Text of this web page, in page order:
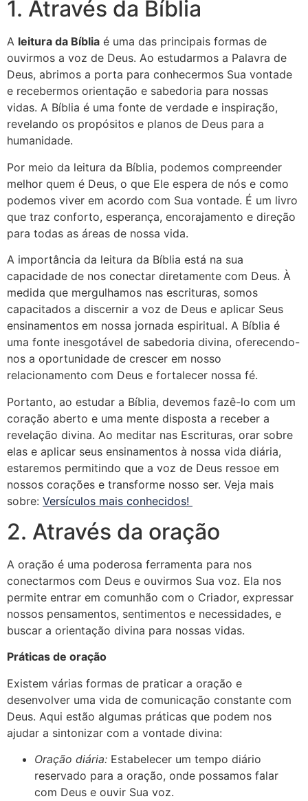
1. Através da Bíblia
A leitura da Bíblia é uma das principais formas de
ouvirmos a voz de Deus. Ao estudarmos a Palavra de
Deus, abrimos a porta para conhecermos Sua vontade
e recebermos orientação e sabedoria para nossas
vidas. A Bíblia é uma fonte de verdade e inspiração,
revelando os propósitos e planos de Deus para a
humanidade.
Por meio da leitura da Bíblia, podemos compreender
melhor quem é Deus, o que Ele espera de nós e como
podemos viver em acordo com Sua vontade. É um livro
que traz conforto, esperança, encorajamento e direção
para todas as áreas de nossa vida.
A importância da leitura da Bíblia está na sua
capacidade de nos conectar diretamente com Deus. À
medida que mergulhamos nas escrituras, somos
capacitados a discernir a voz de Deus e aplicar Seus
ensinamentos em nossa jornada espiritual. A Bíblia é
uma fonte inesgotável de sabedoria divina, oferecendo-
nos a oportunidade de crescer em nosso
relacionamento com Deus e fortalecer nossa fé.
Portanto, ao estudar a Bíblia, devemos fazê-lo com um
coração aberto e uma mente disposta a receber a
revelação divina. Ao meditar nas Escrituras, orar sobre
elas e aplicar seus ensinamentos à nossa vida diária,
estaremos permitindo que a voz de Deus ressoe em
nossos corações e transforme nosso ser. Veja mais
sobre: Versículos mais conhecidos!
2. Através da oração
A oração é uma poderosa ferramenta para nos
conectarmos com Deus e ouvirmos Sua voz. Ela nos
permite entrar em comunhão com o Criador, expressar
nossos pensamentos, sentimentos e necessidades, e
buscar a orientação divina para nossas vidas.
Práticas de oração
Existem várias formas de praticar a oração e
desenvolver uma vida de comunicação constante com
Deus. Aqui estão algumas práticas que podem nos
ajudar a sintonizar com a vontade divina:
Oração diária: Estabelecer um tempo diário
reservado para a oração, onde possamos falar
com Deus e ouvir Sua voz.